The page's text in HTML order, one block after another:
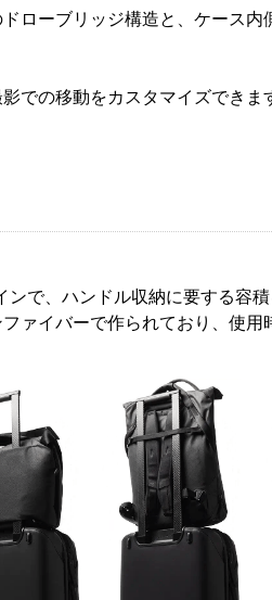
ローブリッジ構造と、ケース
の移動をカスタマイズでき
で、ハンドル収納に要する容
ァイバーで作られており、使